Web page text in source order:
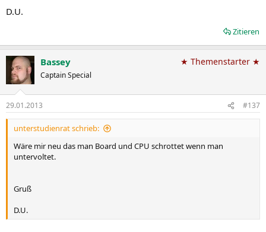
D.U.
Zitieren
Bassey
Captain Special
★ Themenstarter ★
29.01.2013 #137
unterstudienrat schrieb:
Wäre mir neu das man Board und CPU schrottet wenn man
untervoltet.
Gruß
D.U.